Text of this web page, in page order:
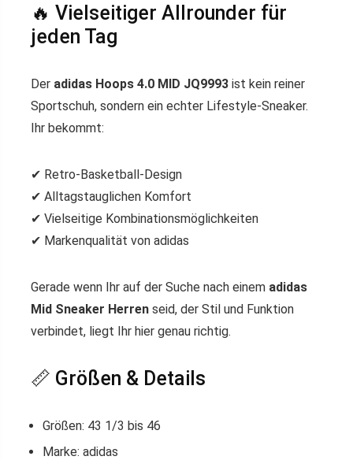
🔥 Vielseitiger Allrounder für
jeden Tag
Der adidas Hoops 4.0 MID JQ9993 ist kein reiner
Sportschuh, sondern ein echter Lifestyle-Sneaker.
Ihr bekommt:
✔ Retro-Basketball-Design
✔ Alltagstauglichen Komfort
✔ Vielseitige Kombinationsmöglichkeiten
✔ Markenqualität von adidas
Gerade wenn Ihr auf der Suche nach einem adidas
Mid Sneaker Herren seid, der Stil und Funktion
verbindet, liegt Ihr hier genau richtig.
📏 Größen & Details
Größen: 43 1/3 bis 46
Marke: adidas